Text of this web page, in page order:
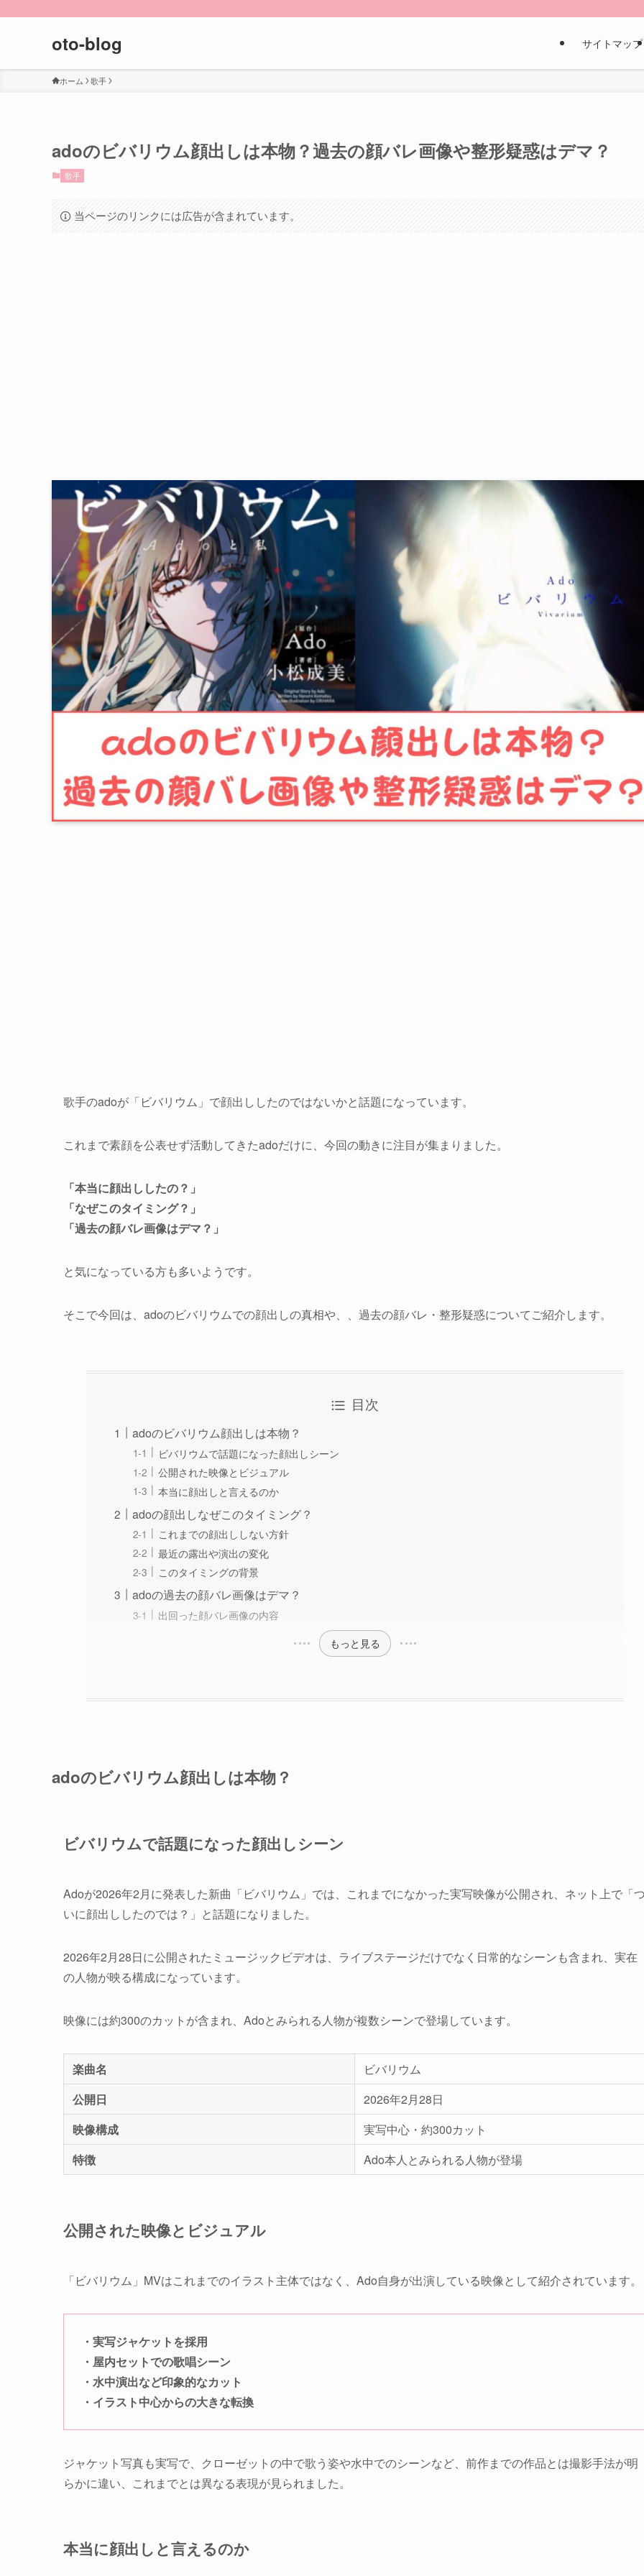
oto-blog サイトマップ
ホーム 歌手
adoのビバリウム顔出しは本物？過去の顔バレ画像や整形疑惑はデマ？
歌手
当ページのリンクには広告が含まれています。
歌手のadoが「ビバリウム」で顔出ししたのではないかと話題になっています。
これまで素顔を公表せず活動してきたadoだけに、今回の動きに注目が集まりました。
「本当に顔出ししたの？」
「なぜこのタイミング？」
「過去の顔バレ画像はデマ？」
と気になっている方も多いようです。
そこで今回は、adoのビバリウムでの顔出しの真相や、、過去の顔バレ・整形疑惑についてご紹介します。
目次
adoのビバリウム顔出しは本物？
ビバリウムで話題になった顔出しシーン
公開された映像とビジュアル
本当に顔出しと言えるのか
adoの顔出しなぜこのタイミング？
これまでの顔出ししない方針
最近の露出や演出の変化
このタイミングの背景
adoの過去の顔バレ画像はデマ？
出回った顔バレ画像の内容
もっと見る
adoのビバリウム顔出しは本物？
ビバリウムで話題になった顔出しシーン
Adoが2026年2月に発表した新曲「ビバリウム」では、これまでになかった実写映像が公開され、ネット上で「
いに顔出ししたのでは？」と話題になりました。
2026年2月28日に公開されたミュージックビデオは、ライブステージだけでなく日常的なシーンも含まれ、実在
の人物が映る構成になっています。
映像には約300のカットが含まれ、Adoとみられる人物が複数シーンで登場しています。
楽曲名
ビバリウム
公開日
2026年2月28日
映像構成
実写中心・約300カット
特徴
Ado本人とみられる人物が登場
公開された映像とビジュアル
「ビバリウム」MVはこれまでのイラスト主体ではなく、Ado自身が出演している映像として紹介されています。
・実写ジャケットを採用
・屋内セットでの歌唱シーン
・水中演出など印象的なカット
・イラスト中心からの大きな転換
ジャケット写真も実写で、クローゼットの中で歌う姿や水中でのシーンなど、前作までの作品とは撮影手法が明
らかに違い、これまでとは異なる表現が見られました。
本当に顔出しと言えるのか